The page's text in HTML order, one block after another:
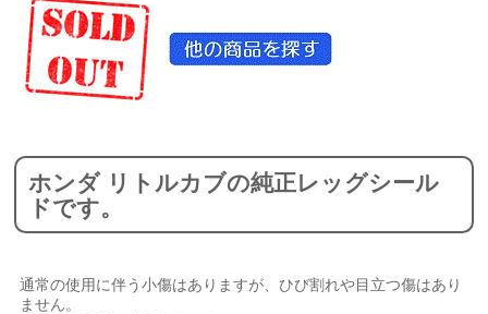
ホンダ リトルカブの純正レッグシール
ドです。
通常の使用に伴う小傷はありますが、ひび割れや目立つ傷はあり
ません。